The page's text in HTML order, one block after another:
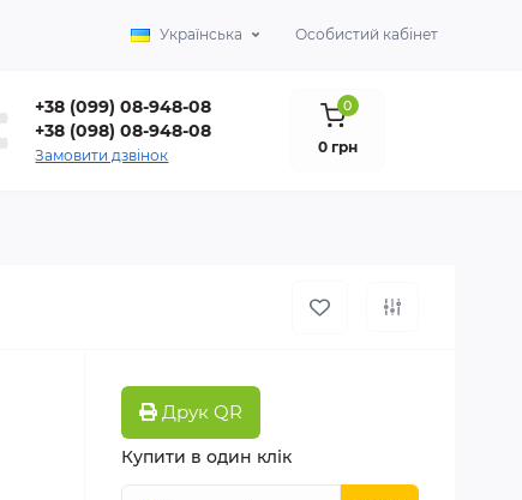
Українська Особистий кабінет
+38 (099) 08-948-08
+38 (098) 08-948-08
Замовити дзвінок
0
0 грн
Друк QR
Купити в один клік